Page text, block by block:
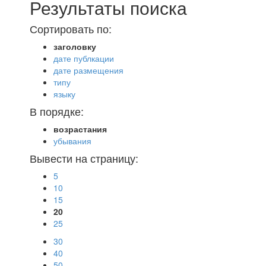
Результаты поиска
Сортировать по:
заголовку
дате публкации
дате размещения
типу
языку
В порядке:
возрастания
убывания
Вывести на страницу:
5
10
15
20
25
30
40